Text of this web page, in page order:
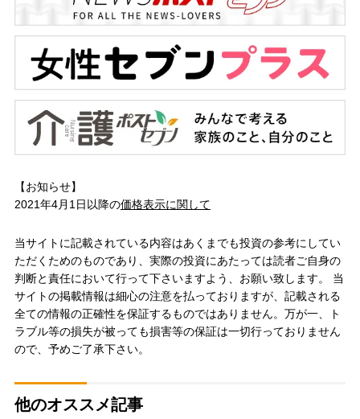
【お知らせ】
2021年4月1日以降の価格表示に関して
当サイトに記載されている内容はあくまでも投資の参考にしてい
ただくためのものであり、実際の投資にあたっては読者ご自身の
判断と責任において行って下さいますよう、お願い致します。 当
サイトの掲載情報は細心の注意を払っておりますが、記載される
全ての情報の正確性を保証するものではありません。万が一、ト
ラブル等の損失が被っても損害等の保証は一切行っておりません
ので、予めご了承下さい。
他のオススメ記事